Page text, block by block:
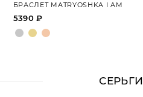
БРАСЛЕТ MATRYOSHKA I AM
5390 ₽
СЕРЬГИ